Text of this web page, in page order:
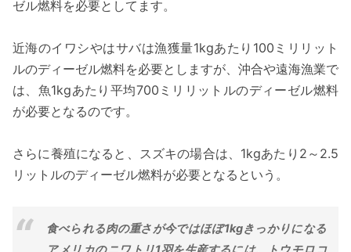
ゼル燃料を必要としてます。
近海のイワシやはサバは漁獲量1kgあたり100ミリリット
ルのディーゼル燃料を必要としますが、沖合や遠海漁業で
は、魚1kgあたり平均700ミリリットルのディーゼル燃料
が必要となるのです。
さらに養殖になると、スズキの場合は、1kgあたり2～2.5
リットルのディーゼル燃料が必要となるという。
食べられる肉の重さが今ではほぼ1kgきっかりになる